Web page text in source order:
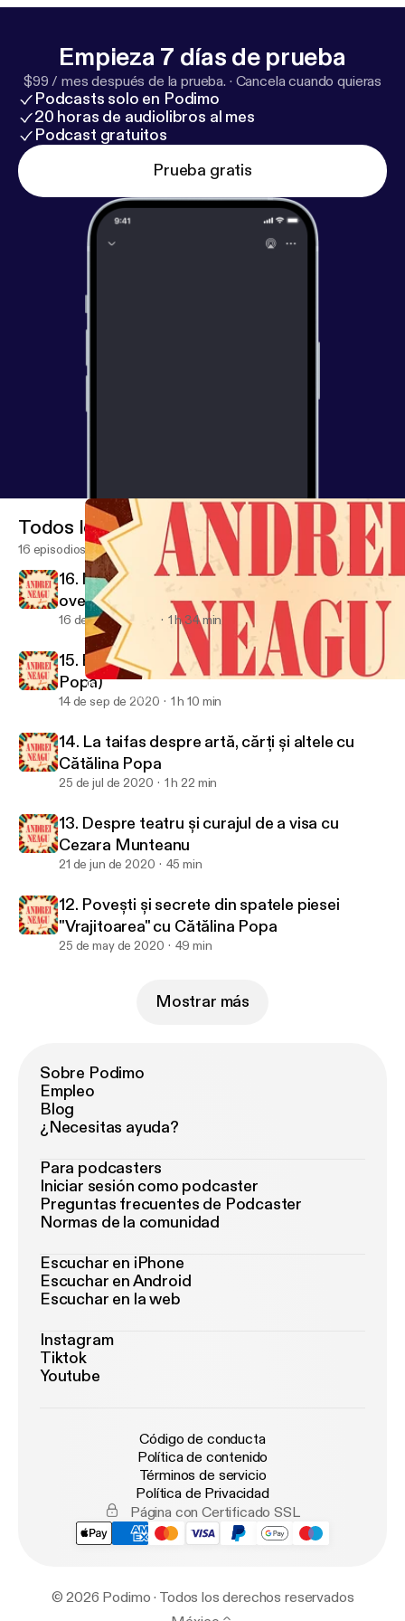
neagu.bandcamp.com/]https://www.instagram.co
m/andreineagu[https://www.instagram.com/andrei
neagu]https://www.andreineagu.com
andreineagu.com/]
Empieza 7 días de prueba
$99 / mes después de la prueba. · Cancela cuando quieras
Podcasts solo en Podimo
20 horas de audiolibros al mes
Podcast gratuitos
Prueba gratis
16. Muzică, tendințe și cum să devii un voice-over de top [cu
Andrei Neagu Show
Todos los episodios
16 episodios
16. Muzică, tendințe și cum să devii un voice-
over de top [cu Andreea Dragnea]
16 de dic de 2020 1 h 34 min
15. Eu cu cine votez? (w/ Eduard Nicolae
Popa)
14 de sep de 2020 1 h 10 min
14. La taifas despre artă, cărți și altele cu
Cătălina Popa
25 de jul de 2020 1 h 22 min
13. Despre teatru și curajul de a visa cu
Cezara Munteanu
21 de jun de 2020 45 min
12. Povești și secrete din spatele piesei
"Vrajitoarea" cu Cătălina Popa
25 de may de 2020 49 min
Mostrar más
Sobre Podimo
Empleo
Blog
¿Necesitas ayuda?
Para podcasters
Iniciar sesión como podcaster
Preguntas frecuentes de Podcaster
Normas de la comunidad
Escuchar en iPhone
Escuchar en Android
Escuchar en la web
Instagram
Tiktok
Youtube
Código de conducta
Política de contenido
Términos de servicio
Política de Privacidad
Página con Certificado SSL
© 2026 Podimo · Todos los derechos reservados